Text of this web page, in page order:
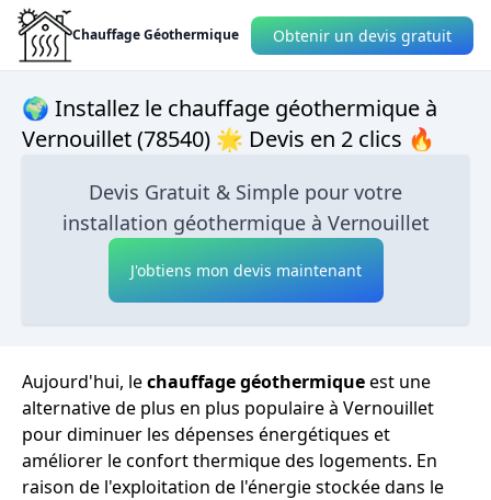
Chauffage Géothermique Obtenir un devis gratuit
🌍 Installez le chauffage géothermique à
Vernouillet (78540) 🌟 Devis en 2 clics 🔥
Devis Gratuit & Simple pour votre
installation géothermique à Vernouillet
J'obtiens mon devis maintenant
Aujourd'hui, lechauffage géothermiqueest une
alternative de plus en plus populaire à Vernouillet
pour diminuer les dépenses énergétiques et
améliorer le confort thermique des logements. En
raison de l'exploitation de l'énergie stockée dans le